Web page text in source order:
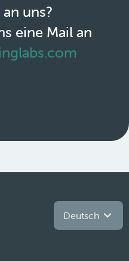
uns?
eine Mail an
Deutsch